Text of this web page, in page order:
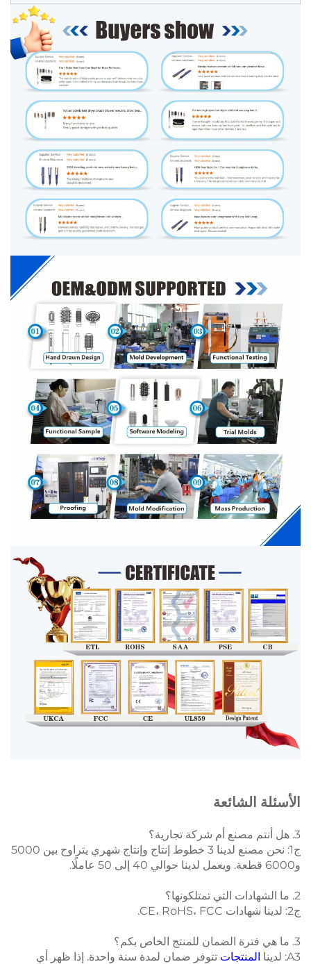
الأسئلة الشائعة
3. هل أنتم مصنع أم شركة تجارية؟
ج1: نحن مصنع لدينا 3 خطوط إنتاج وإنتاج شهري يتراوح بين 5000
و6000 قطعة. ويعمل لدينا حوالي 40 إلى 50 عاملًا.
2. ما الشهادات التي تمتلكونها؟
ج2: لدينا شهادات CE، RoHS، FCC.
3. ما هي فترة الضمان للمنتج الخاص بكم؟
A3: لدينا
المنتجات تتوفر ضمان لمدة سنة واحدة. إذا ظهر أي